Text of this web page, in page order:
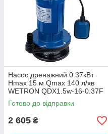
Насос дренажний 0.37кВт
Hmax 15 м Qmax 140 л/хв
WETRON QDX1.5w-16-0.37F
(773191)
Готово до відправки
2 605 ₴